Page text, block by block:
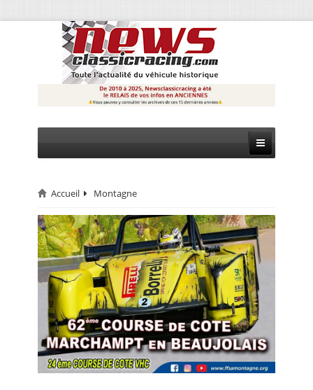
CIRCUIT
RALLYE
MONTAGNE
EVÈNEMENTS
CALENDRIER
FOCUS
Accueil Montagne